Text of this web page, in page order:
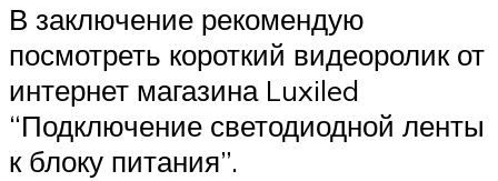
В заключение рекомендую
посмотреть короткий видеоролик от
интернет магазина Luxiled
“Подключение светодиодной ленты
к блоку питания”.